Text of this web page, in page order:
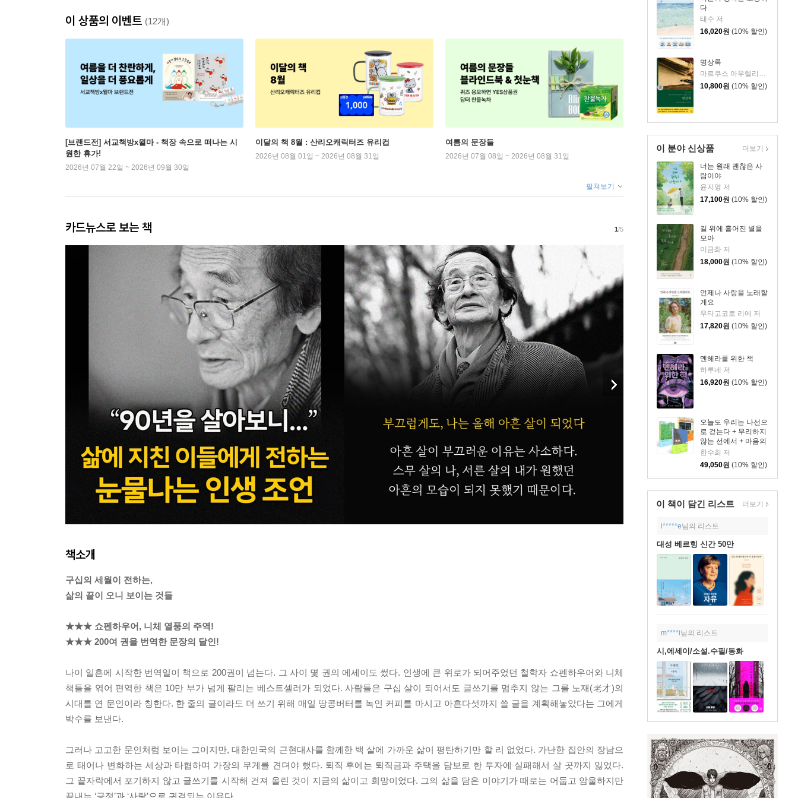
다
태수 저
16,020원 (10% 할인)
명상록
마르쿠스 아우렐리우스 저/박문재 역
10,800원 (10% 할인)
이 분야 신상품
너는 원래 괜찮은 사
람이야
윤지영 저
17,100원 (10% 할인)
길 위에 흩어진 별을
모아
이금화 저
18,000원 (10% 할인)
언제나 사랑을 노래할
게요
우타고코로 리에 저
17,820원 (10% 할인)
멘헤라를 위한 책
하루네 저
16,920원 (10% 할인)
오늘도 우리는 나선으
로 걷는다 + 무리하지
않는 선에서 + 마음의
문제 세트
한수희 저
49,050원 (10% 할인)
더보기
이 책이 담긴 리스트 더보기
i*****e님의 리스트
대성 베르힝 신간 50만
m****i님의 리스트
시,에세이/소설.수필/동화
이 상품의 이벤트 (12개)
[브랜드전] 서교책방x윌마 - 책장 속으로 떠나는 시
원한 휴가!
2026년 07월 22일 ~ 2026년 09월 30일
이달의 책 8월 : 산리오캐릭터즈 유리컵
2026년 08월 01일 ~ 2026년 08월 31일
여름의 문장들
2026년 07월 08일 ~ 2026년 08월 31일
펼쳐보기
카드뉴스로 보는 책 1/5
책소개
구십의 세월이 전하는,
삶의 끝이 오니 보이는 것들
★★★ 쇼펜하우어, 니체 열풍의 주역!
★★★ 200여 권을 번역한 문장의 달인!
나이 일흔에 시작한 번역일이 책으로 200권이 넘는다. 그 사이 몇 권의 에세이도 썼다. 인생에 큰 위로가 되어주었던 철학자 쇼펜하우어와 니체
책들을 엮어 편역한 책은 10만 부가 넘게 팔리는 베스트셀러가 되었다. 사람들은 구십 살이 되어서도 글쓰기를 멈추지 않는 그를 노재(老才)의
시대를 연 문인이라 칭한다. 한 줄의 글이라도 더 쓰기 위해 매일 땅콩버터를 녹인 커피를 마시고 아흔다섯까지 쓸 글을 계획해놓았다는 그에게
박수를 보낸다.
그러나 고고한 문인처럼 보이는 그이지만, 대한민국의 근현대사를 함께한 백 살에 가까운 삶이 평탄하기만 할 리 없었다. 가난한 집안의 장남으
로 태어나 변화하는 세상과 타협하며 가장의 무게를 견뎌야 했다. 퇴직 후에는 퇴직금과 주택을 담보로 한 투자에 실패해서 살 곳까지 잃었다.
그 끝자락에서 포기하지 않고 글쓰기를 시작해 건져 올린 것이 지금의 삶이고 희망이었다. 그의 삶을 담은 이야기가 때로는 어둡고 암울하지만
끝내는 ‘긍정’과 ‘사랑’으로 귀결되는 이유다.